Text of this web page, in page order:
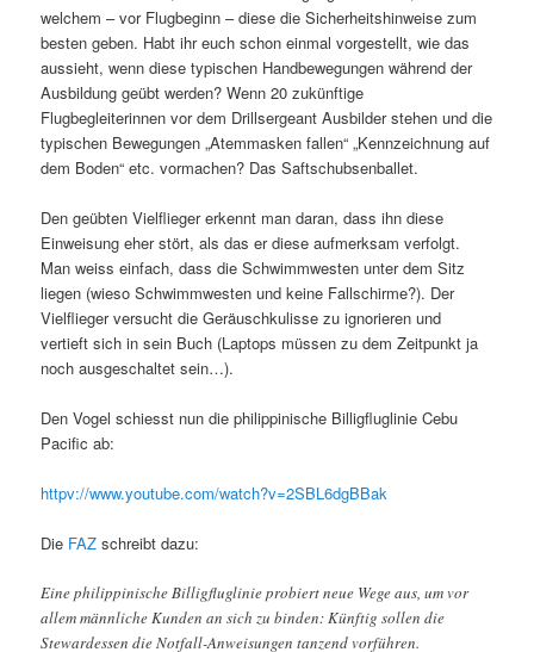
welchem – vor Flugbeginn – diese die Sicherheitshinweise zum
besten geben. Habt ihr euch schon einmal vorgestellt, wie das
aussieht, wenn diese typischen Handbewegungen während der
Ausbildung geübt werden? Wenn 20 zukünftige
Flugbegleiterinnen vor dem Drillsergeant Ausbilder stehen und die
typischen Bewegungen „Atemmasken fallen“ „Kennzeichnung auf
dem Boden“ etc. vormachen? Das Saftschubsenballet.
Den geübten Vielflieger erkennt man daran, dass ihn diese
Einweisung eher stört, als das er diese aufmerksam verfolgt.
Man weiss einfach, dass die Schwimmwesten unter dem Sitz
liegen (wieso Schwimmwesten und keine Fallschirme?). Der
Vielflieger versucht die Geräuschkulisse zu ignorieren und
vertieft sich in sein Buch (Laptops müssen zu dem Zeitpunkt ja
noch ausgeschaltet sein…).
Den Vogel schiesst nun die philippinische Billigfluglinie Cebu
Pacific ab:
httpv://www.youtube.com/watch?v=2SBL6dgBBak
Die FAZ schreibt dazu:
Eine philippinische Billigfluglinie probiert neue Wege aus, um vor
allem männliche Kunden an sich zu binden: Künftig sollen die
Stewardessen die Notfall-Anweisungen tanzend vorführen.